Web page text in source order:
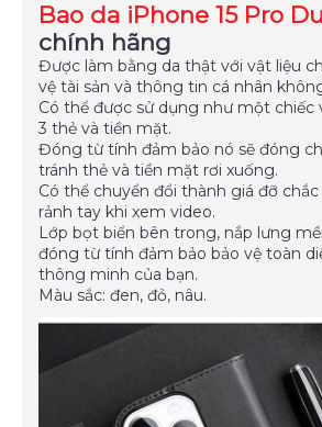
Bao da iPhone 15 Pro
chính hãng
Được làm bằng da thật với vật liệu
vệ tài sản và thông tin cá nhân
Có thể được sử dụng như một chiếc
3 thẻ và tiền mặt.
Đóng từ tính đảm bảo nó sẽ đóng
tránh thẻ và tiền mặt rơi xuống.
Có thể chuyển đổi thành giá đỡ
rảnh tay khi xem video.
Lớp bọt biển bên trong, nắp lưng
đóng từ tính đảm bảo bảo vệ toàn
thông minh của bạn.
Màu sắc: đen, đỏ, nâu.